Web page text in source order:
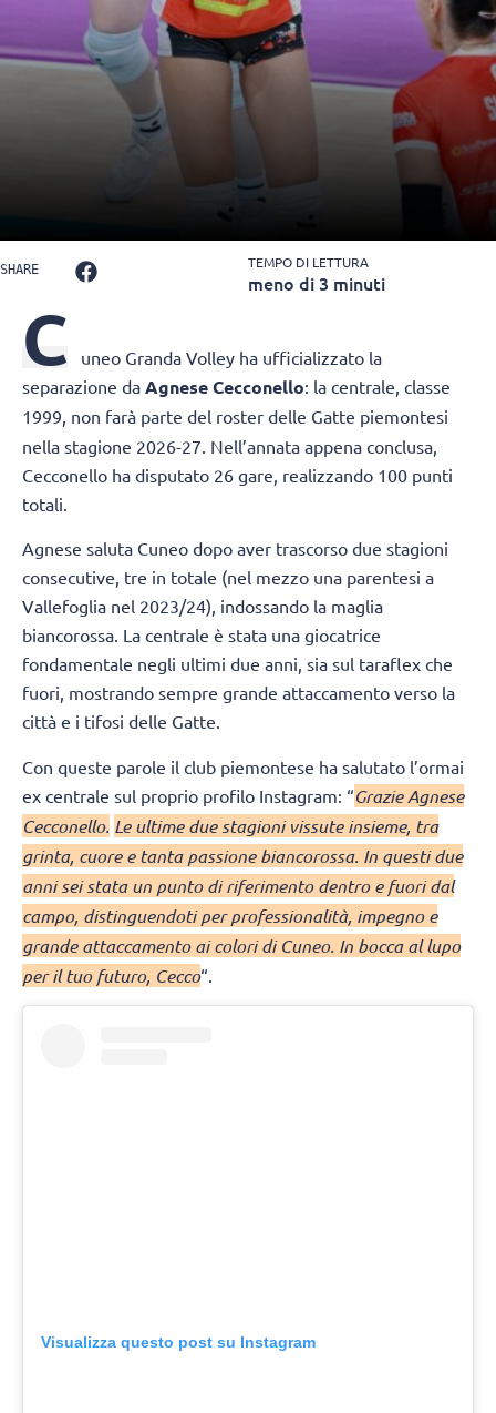
SHARE TEMPO DI LETTURA
meno di 3 minuti
C uneo Granda Volley ha ufficializzato la
separazione da Agnese Cecconello: la centrale, classe
1999, non farà parte del roster delle Gatte piemontesi
nella stagione 2026-27. Nell’annata appena conclusa,
Cecconello ha disputato 26 gare, realizzando 100 punti
totali.
Agnese saluta Cuneo dopo aver trascorso due stagioni
consecutive, tre in totale (nel mezzo una parentesi a
Vallefoglia nel 2023/24), indossando la maglia
biancorossa. La centrale è stata una giocatrice
fondamentale negli ultimi due anni, sia sul taraflex che
fuori, mostrando sempre grande attaccamento verso la
città e i tifosi delle Gatte.
Con queste parole il club piemontese ha salutato l’ormai
ex centrale sul proprio profilo Instagram: “Grazie Agnese
Cecconello. Le ultime due stagioni vissute insieme, tra
grinta, cuore e tanta passione biancorossa. In questi due
anni sei stata un punto di riferimento dentro e fuori dal
campo, distinguendoti per professionalità, impegno e
grande attaccamento ai colori di Cuneo. In bocca al lupo
per il tuo futuro, Cecco“.
Visualizza questo post su Instagram